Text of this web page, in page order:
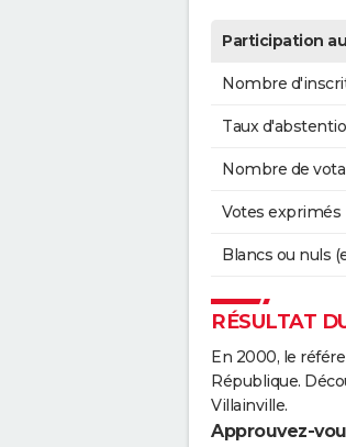
Participation
Nombre
Taux
Nombre de
Votes exprimés
Blancs ou nuls
RÉSULTAT
En 2000, le
République.
Villainville.
Approuvez-